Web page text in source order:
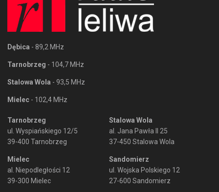
Dębica - 89,2 MHz
Tarnobrzeg - 104,7 MHz
Stalowa Wola - 93,5 MHz
Mielec - 102,4 MHz
Tarnobrzeg
ul. Wyspiańskiego 12/5
39-400 Tarnobrzeg
Mielec
al. Niepodległości 12
39-300 Mielec
Stalowa Wola
al. Jana Pawła II 25
37-450 Stalowa Wola
Sandomierz
ul. Wojska Polskiego 12
27-600 Sandomierz